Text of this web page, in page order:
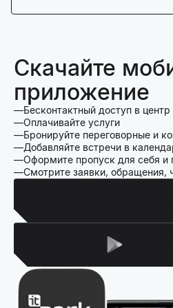
Скачайте
приложение
Бесконтактный доступ в центр
Оплачивайте услуги
Бронируйте переговорные и
Добавляйте встречи в
Оформите пропуск для себя и
Смотрите заявки, обращения,